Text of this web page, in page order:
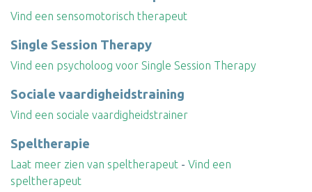
Vind een sensomotorisch therapeut
Single Session Therapy
Vind een psycholoog voor Single Session Therapy
Sociale vaardigheidstraining
Vind een sociale vaardigheidstrainer
Speltherapie
Laat meer zien van speltherapeut - Vind een
speltherapeut